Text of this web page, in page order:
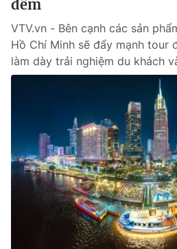
đêm
VTV.vn - Bên cạnh các sản
Hồ Chí Minh sẽ đẩy mạnh tour
làm dày trải nghiệm du khách